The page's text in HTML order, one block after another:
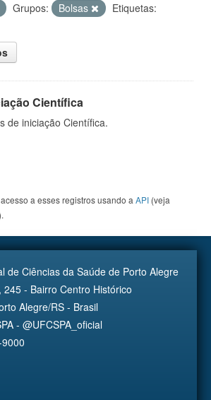
Grupos: Bolsas
Etiquetas:
Científica
de iniciação Científica.
a esses registros usando a API (veja
de Ciências da Saúde de Porto Alegre
- Bairro Centro Histórico
Alegre/RS - Brasil
- @UFCSPA_oficial